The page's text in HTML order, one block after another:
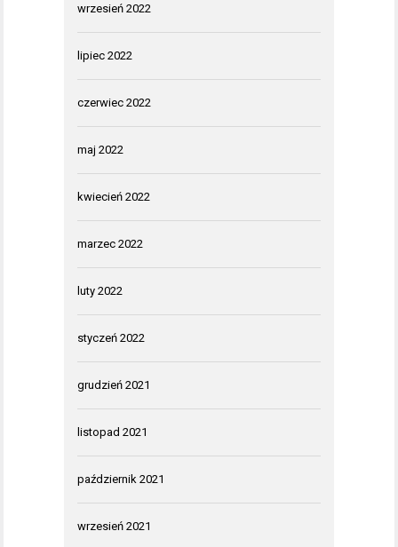
wrzesień 2022
lipiec 2022
czerwiec 2022
maj 2022
kwiecień 2022
marzec 2022
luty 2022
styczeń 2022
grudzień 2021
listopad 2021
październik 2021
wrzesień 2021